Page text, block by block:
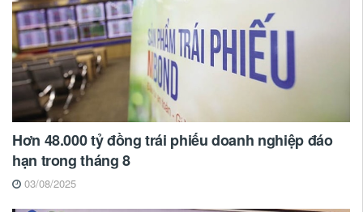
Hơn 48.000 tỷ đồng trái phiếu doanh nghiệp đáo
hạn trong tháng 8
03/08/2025